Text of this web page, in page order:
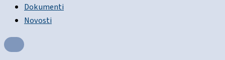
Dokumenti
Novosti